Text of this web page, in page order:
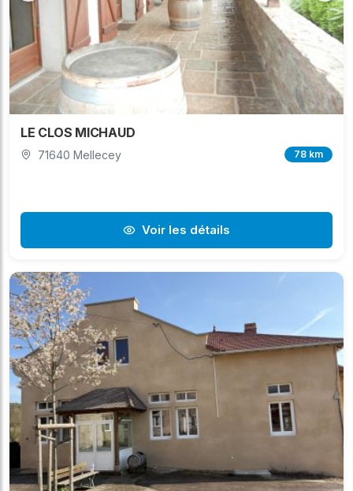
LE CLOS MICHAUD
71640 Mellecey 78 km
Voir les détails